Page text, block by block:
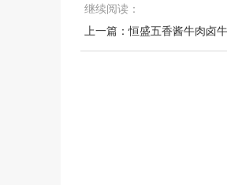
继续阅读：